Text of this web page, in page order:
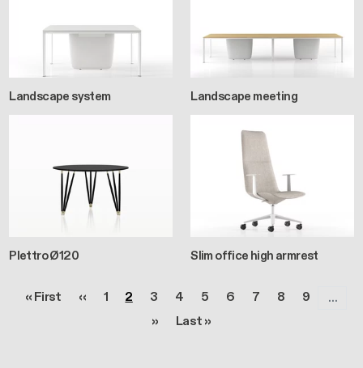
Landscape system Landscape meeting
Plettro Ø120 Slim office high armrest
Erste Seite
« First Vorherige Seite
‹‹ Seite
1 Seite
2 Seite
3 Seite
4 Seite
5 Seite
6 Seite
7 Seite
8 Seite
9 …
Nächste Seite
›› Letzte Seite
Last »